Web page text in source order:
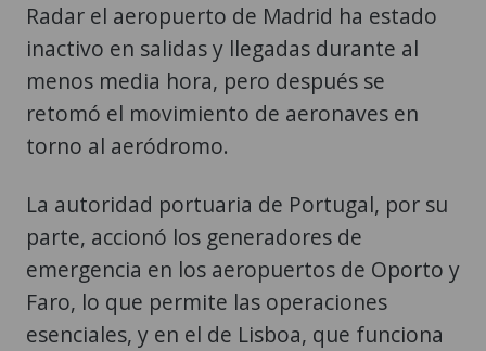
Radar el aeropuerto de Madrid ha estado
inactivo en salidas y llegadas durante al
menos media hora, pero después se
retomó el movimiento de aeronaves en
torno al aeródromo.
La autoridad portuaria de Portugal, por su
parte, accionó los generadores de
emergencia en los aeropuertos de Oporto y
Faro, lo que permite las operaciones
esenciales, y en el de Lisboa, que funciona